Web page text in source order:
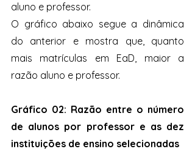
aluno e professor.
O gráfico abaixo segue a dinâmica
do anterior e mostra que, quanto
mais matrículas em EaD, maior a
razão aluno e professor.
Gráfico 02: Razão entre o número
de alunos por professor e as dez
instituições de ensino selecionadas